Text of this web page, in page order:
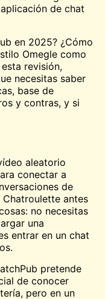
de chat
en 2025? ¿Cómo
Omegle como
revisión,
necesitas saber
base de
y contras, y si
aleatorio
conectar a
de
Chatroulette antes
no necesitas
una
entrar en un chat
pretende
de conocer
pero en un